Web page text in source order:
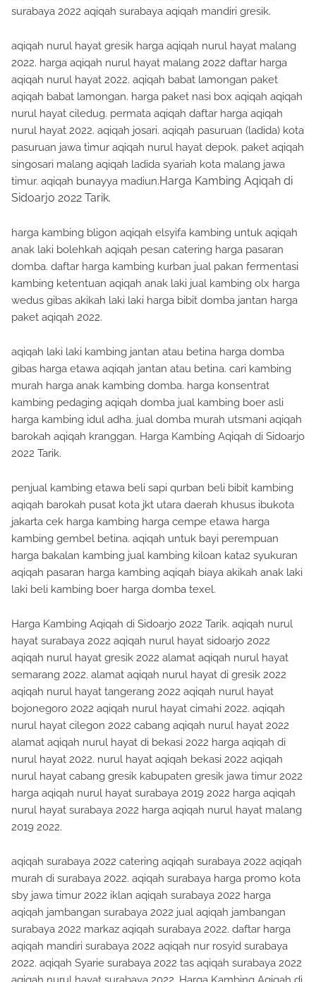
surabaya 2022 aqiqah surabaya aqiqah mandiri gresik.
aqiqah nurul hayat gresik harga aqiqah nurul hayat malang
2022. harga aqiqah nurul hayat malang 2022 daftar harga
aqiqah nurul hayat 2022. aqiqah babat lamongan paket
aqiqah babat lamongan. harga paket nasi box aqiqah aqiqah
nurul hayat ciledug. permata aqiqah daftar harga aqiqah
nurul hayat 2022. aqiqah josari. aqiqah pasuruan (ladida) kota
pasuruan jawa timur aqiqah nurul hayat depok. paket aqiqah
singosari malang aqiqah ladida syariah kota malang jawa
timur. aqiqah bunayya madiun.Harga Kambing Aqiqah di
Sidoarjo 2022 Tarik.
harga kambing bligon aqiqah elsyifa kambing untuk aqiqah
anak laki bolehkah aqiqah pesan catering harga pasaran
domba. daftar harga kambing kurban jual pakan fermentasi
kambing ketentuan aqiqah anak laki jual kambing olx harga
wedus gibas akikah laki laki harga bibit domba jantan harga
paket aqiqah 2022.
aqiqah laki laki kambing jantan atau betina harga domba
gibas harga etawa aqiqah jantan atau betina. cari kambing
murah harga anak kambing domba. harga konsentrat
kambing pedaging aqiqah domba jual kambing boer asli
harga kambing idul adha. jual domba murah utsmani aqiqah
barokah aqiqah kranggan. Harga Kambing Aqiqah di Sidoarjo
2022 Tarik.
penjual kambing etawa beli sapi qurban beli bibit kambing
aqiqah barokah pusat kota jkt utara daerah khusus ibukota
jakarta cek harga kambing harga cempe etawa harga
kambing gembel betina. aqiqah untuk bayi perempuan
harga bakalan kambing jual kambing kiloan kata2 syukuran
aqiqah pasaran harga kambing aqiqah biaya akikah anak laki
laki beli kambing boer harga domba texel.
Harga Kambing Aqiqah di Sidoarjo 2022 Tarik. aqiqah nurul
hayat surabaya 2022 aqiqah nurul hayat sidoarjo 2022
aqiqah nurul hayat gresik 2022 alamat aqiqah nurul hayat
semarang 2022. alamat aqiqah nurul hayat di gresik 2022
aqiqah nurul hayat tangerang 2022 aqiqah nurul hayat
bojonegoro 2022 aqiqah nurul hayat cimahi 2022. aqiqah
nurul hayat cilegon 2022 cabang aqiqah nurul hayat 2022
alamat aqiqah nurul hayat di bekasi 2022 harga aqiqah di
nurul hayat 2022. nurul hayat aqiqah bekasi 2022 aqiqah
nurul hayat cabang gresik kabupaten gresik jawa timur 2022
harga aqiqah nurul hayat surabaya 2019 2022 harga aqiqah
nurul hayat surabaya 2022 harga aqiqah nurul hayat malang
2019 2022.
aqiqah surabaya 2022 catering aqiqah surabaya 2022 aqiqah
murah di surabaya 2022. aqiqah surabaya harga promo kota
sby jawa timur 2022 iklan aqiqah surabaya 2022 harga
aqiqah jambangan surabaya 2022 jual aqiqah jambangan
surabaya 2022 markaz aqiqah surabaya 2022. daftar harga
aqiqah mandiri surabaya 2022 aqiqah nur rosyid surabaya
2022. aqiqah Syarie surabaya 2022 tas aqiqah surabaya 2022